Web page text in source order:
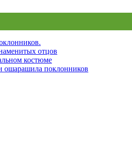
отцов
костюме
ошарашила поклонников